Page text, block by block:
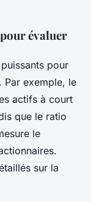
évaluer
pour
Par exemple, le
actifs à court
que le ratio
le
sur la